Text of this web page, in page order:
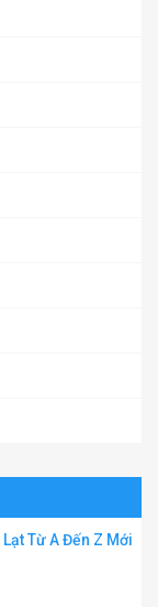
Từ A Đến Z Mới